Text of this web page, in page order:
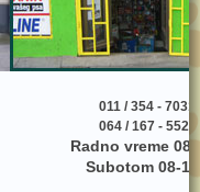
011 / 354 - 7031
064 / 167 - 5525
Radno vreme
Subotom 08-